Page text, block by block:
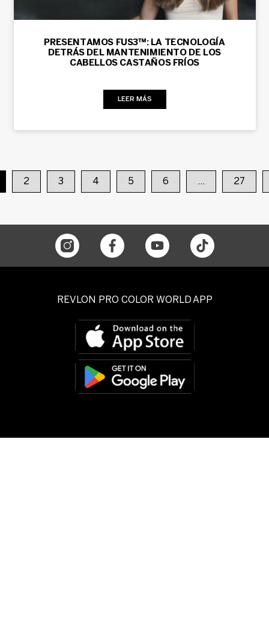
PRESENTAMOS FUS3™: LA TECNOLOGÍA
DETRÁS DEL MANTENIMIENTO DE LOS
CABELLOS CASTAÑOS FRÍOS
LEER MÁS
2 3 4 5 6 … 27
REVLON PRO COLOR WORLD APP